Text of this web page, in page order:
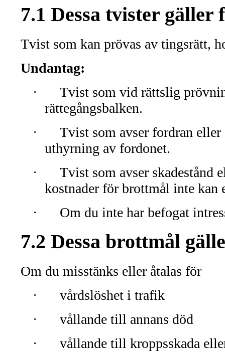
7.1 Dessa tvister
Tvist som kan prövas av tingsrätt,
Undantag:
·
Tvist som vid rättslig
rättegångsbalken.
·
Tvist som avser fordran
uthyrning av fordonet.
·
Tvist som avser skadestånd
kostnader för brottmål inte kan
·
Om du inte har befogat
7.2 Dessa brottmål
Om du misstänks eller åtalas för
·
vårdslöshet i trafik
·
vållande till annans död
·
vållande till kroppsskada